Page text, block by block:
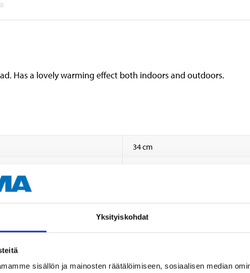
Yksityiskohdat
sisällön ja mainosten räätälöimiseen, sosiaalisen median
Has a lovely warming effect both indoors and outdoors.
34 cm